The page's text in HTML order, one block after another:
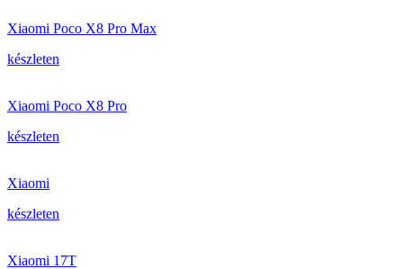
Xiaomi Poco X8 Pro Max
készleten
Xiaomi Poco X8 Pro
készleten
Xiaomi
készleten
Xiaomi 17T